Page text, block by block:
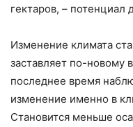
гектаров, – потенциал
Изменение климата
заставляет по-новому
последнее время
изменение именно в
Становится меньше